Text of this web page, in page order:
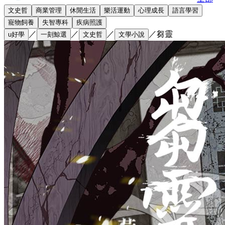
文史哲 商業管理 休閒生活 樂活運動 心理成長
語言學習
寵物飼養
失智專科
疾病照護
u好學
／ 一刻鯨選 ／ 文史哲 ／ 文學小說 ／芻靈